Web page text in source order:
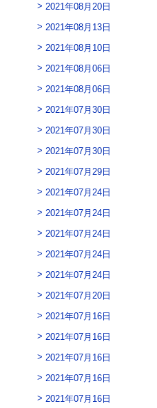
2021年08月20日
2021年08月13日
2021年08月10日
2021年08月06日
2021年08月06日
2021年07月30日
2021年07月30日
2021年07月30日
2021年07月29日
2021年07月24日
2021年07月24日
2021年07月24日
2021年07月24日
2021年07月24日
2021年07月20日
2021年07月16日
2021年07月16日
2021年07月16日
2021年07月16日
2021年07月16日